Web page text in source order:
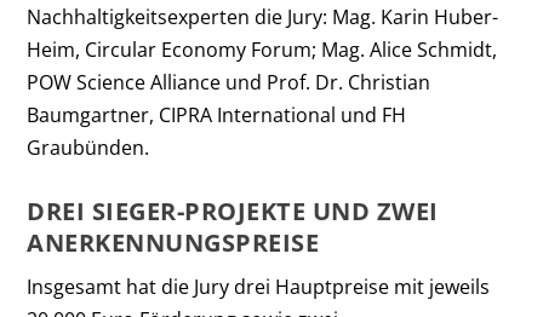
Nachhaltigkeitsexperten die Jury: Mag. Karin Huber-
Heim, Circular Economy Forum; Mag. Alice Schmidt,
POW Science Alliance und Prof. Dr. Christian
Baumgartner, CIPRA International und FH
Graubünden.
DREI SIEGER-PROJEKTE UND ZWEI
ANERKENNUNGSPREISE
Insgesamt hat die Jury drei Hauptpreise mit jeweils